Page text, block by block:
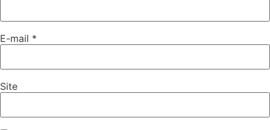
E-mail *
Site